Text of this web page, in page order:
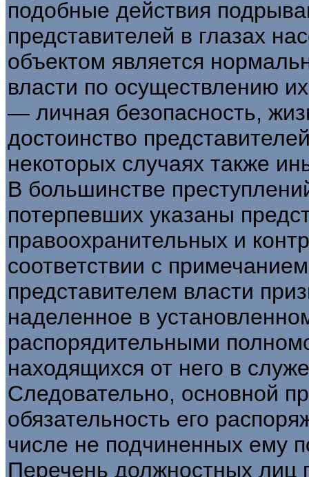
подобные действия
представителей в глазах
объектом является
власти по осуществлению
— личная безопасность,
достоинство
некоторых случаях также
В большинстве
потерпевших указаны
правоохранительных и
соответствии с
представителем власти
наделенное в
распорядительными
находящихся от него в
Следовательно, основной
обязательность его
числе не подчиненных ему
Перечень должностных лиц